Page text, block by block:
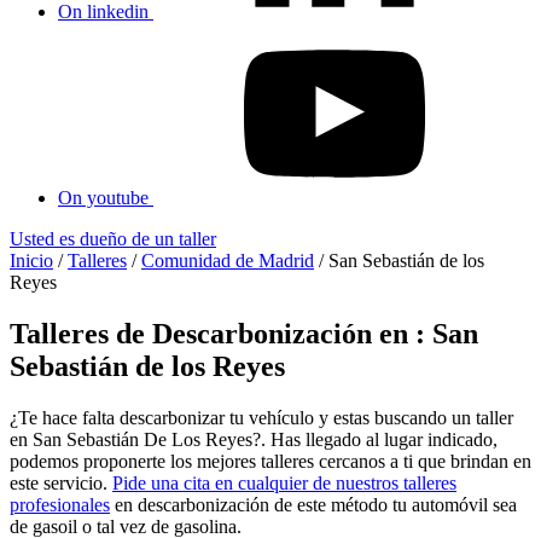
On linkedin
On youtube
Usted es dueño de un taller
Inicio /Talleres /Comunidad de Madrid / San Sebastián de los
Reyes
Talleres de Descarbonización en : San
Sebastián de los Reyes
¿Te hace falta descarbonizar tu vehículo y estas buscando un taller
en San Sebastián De Los Reyes?. Has llegado al lugar indicado,
podemos proponerte los mejores talleres cercanos a ti que brindan en
este servicio. Pide una cita en cualquier de nuestros talleres
profesionales en descarbonización de este método tu automóvil sea
de gasoil o tal vez de gasolina.